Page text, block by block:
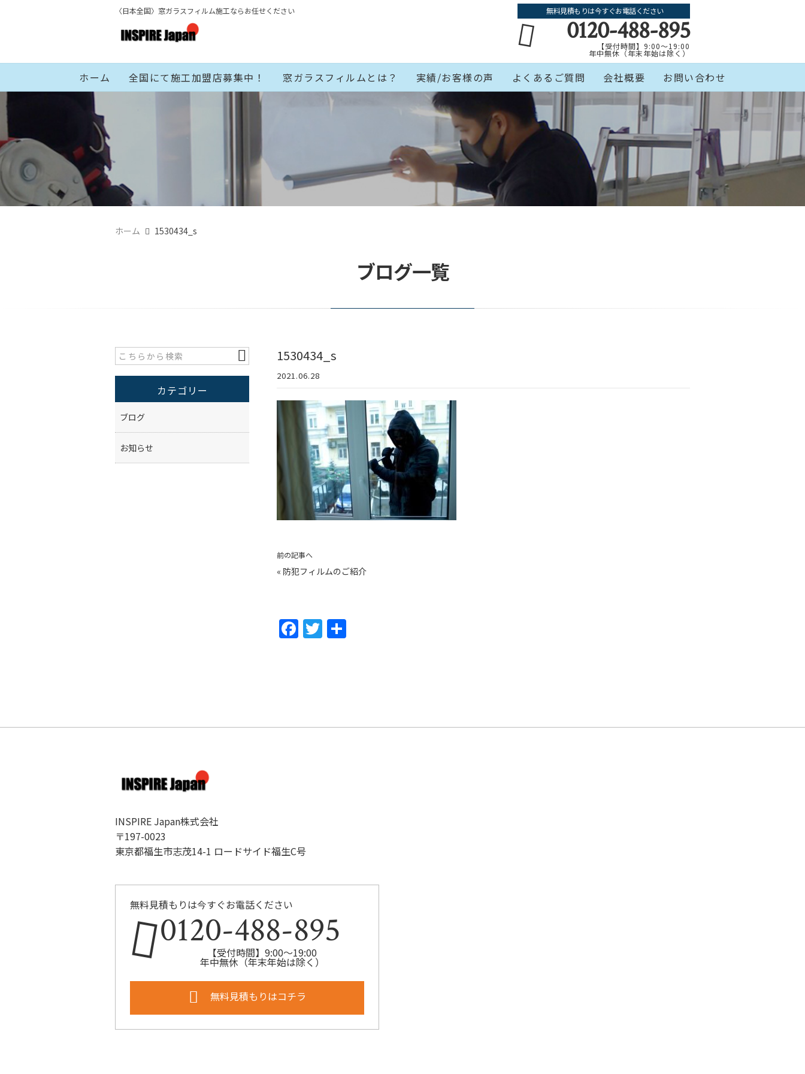
〈日本全国〉窓ガラスフィルム施工ならお任せください 無料見積もりは今すぐお電話ください
0120-488-895
【受付時間】9:00～19:00
年中無休（年末年始は除く）
ホーム 全国にて施工加盟店募集中！ 窓ガラスフィルムとは？ 実績/お客様の声 よくあるご質問 会社概要 お問い合わせ
ホーム 1530434_s
ブログ一覧
1530434_s
2021.06.28
前の記事へ
« 防犯フィルムのご紹介
F
o
T
カテゴリー
ブログ
お知らせ
INSPIRE Japan株式会社
〒197-0023
東京都福生市志茂14-1 ロードサイド福生C号
無料見積もりは今すぐお電話ください
0120-488-895
【受付時間】9:00～19:00
年中無休（年末年始は除く）
無料見積もりはコチラ